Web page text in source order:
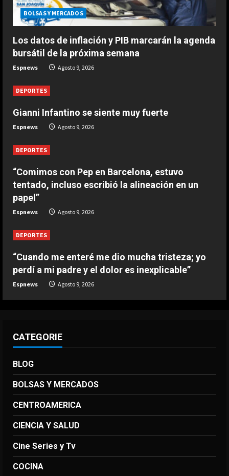
3
fuerte
Agosto 9, 2026
1-0: River toca fondo
Leo Messi ya está en Rosario para
BOLSAS Y MERCADOS
Los datos de inflación y PIB marcarán la agenda
bursátil de la próxima semana
Espnews Agosto 9, 2026
DEPORTES
Gianni Infantino se siente muy fuerte
Espnews Agosto 9, 2026
DEPORTES
“Comimos con Pep en Barcelona, estuvo
tentado, incluso escribió la alineación en un
papel”
Espnews Agosto 9, 2026
DEPORTES
“Cuando me enteré me dio mucha tristeza; yo
perdí a mi padre y el dolor es inexplicable”
Espnews Agosto 9, 2026
CATEGORIE
BLOG
BOLSAS Y MERCADOS
CENTROAMERICA
CIENCIA Y SALUD
Cine Series y Tv
COCINA